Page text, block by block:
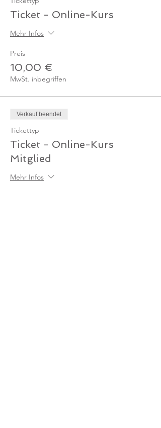
Ticket - Online-Kurs
Mehr Infos
Preis
10,00 €
MwSt. inbegriffen
Verkauf beendet
Tickettyp
Ticket - Online-Kurs
Mitglied
Mehr Infos